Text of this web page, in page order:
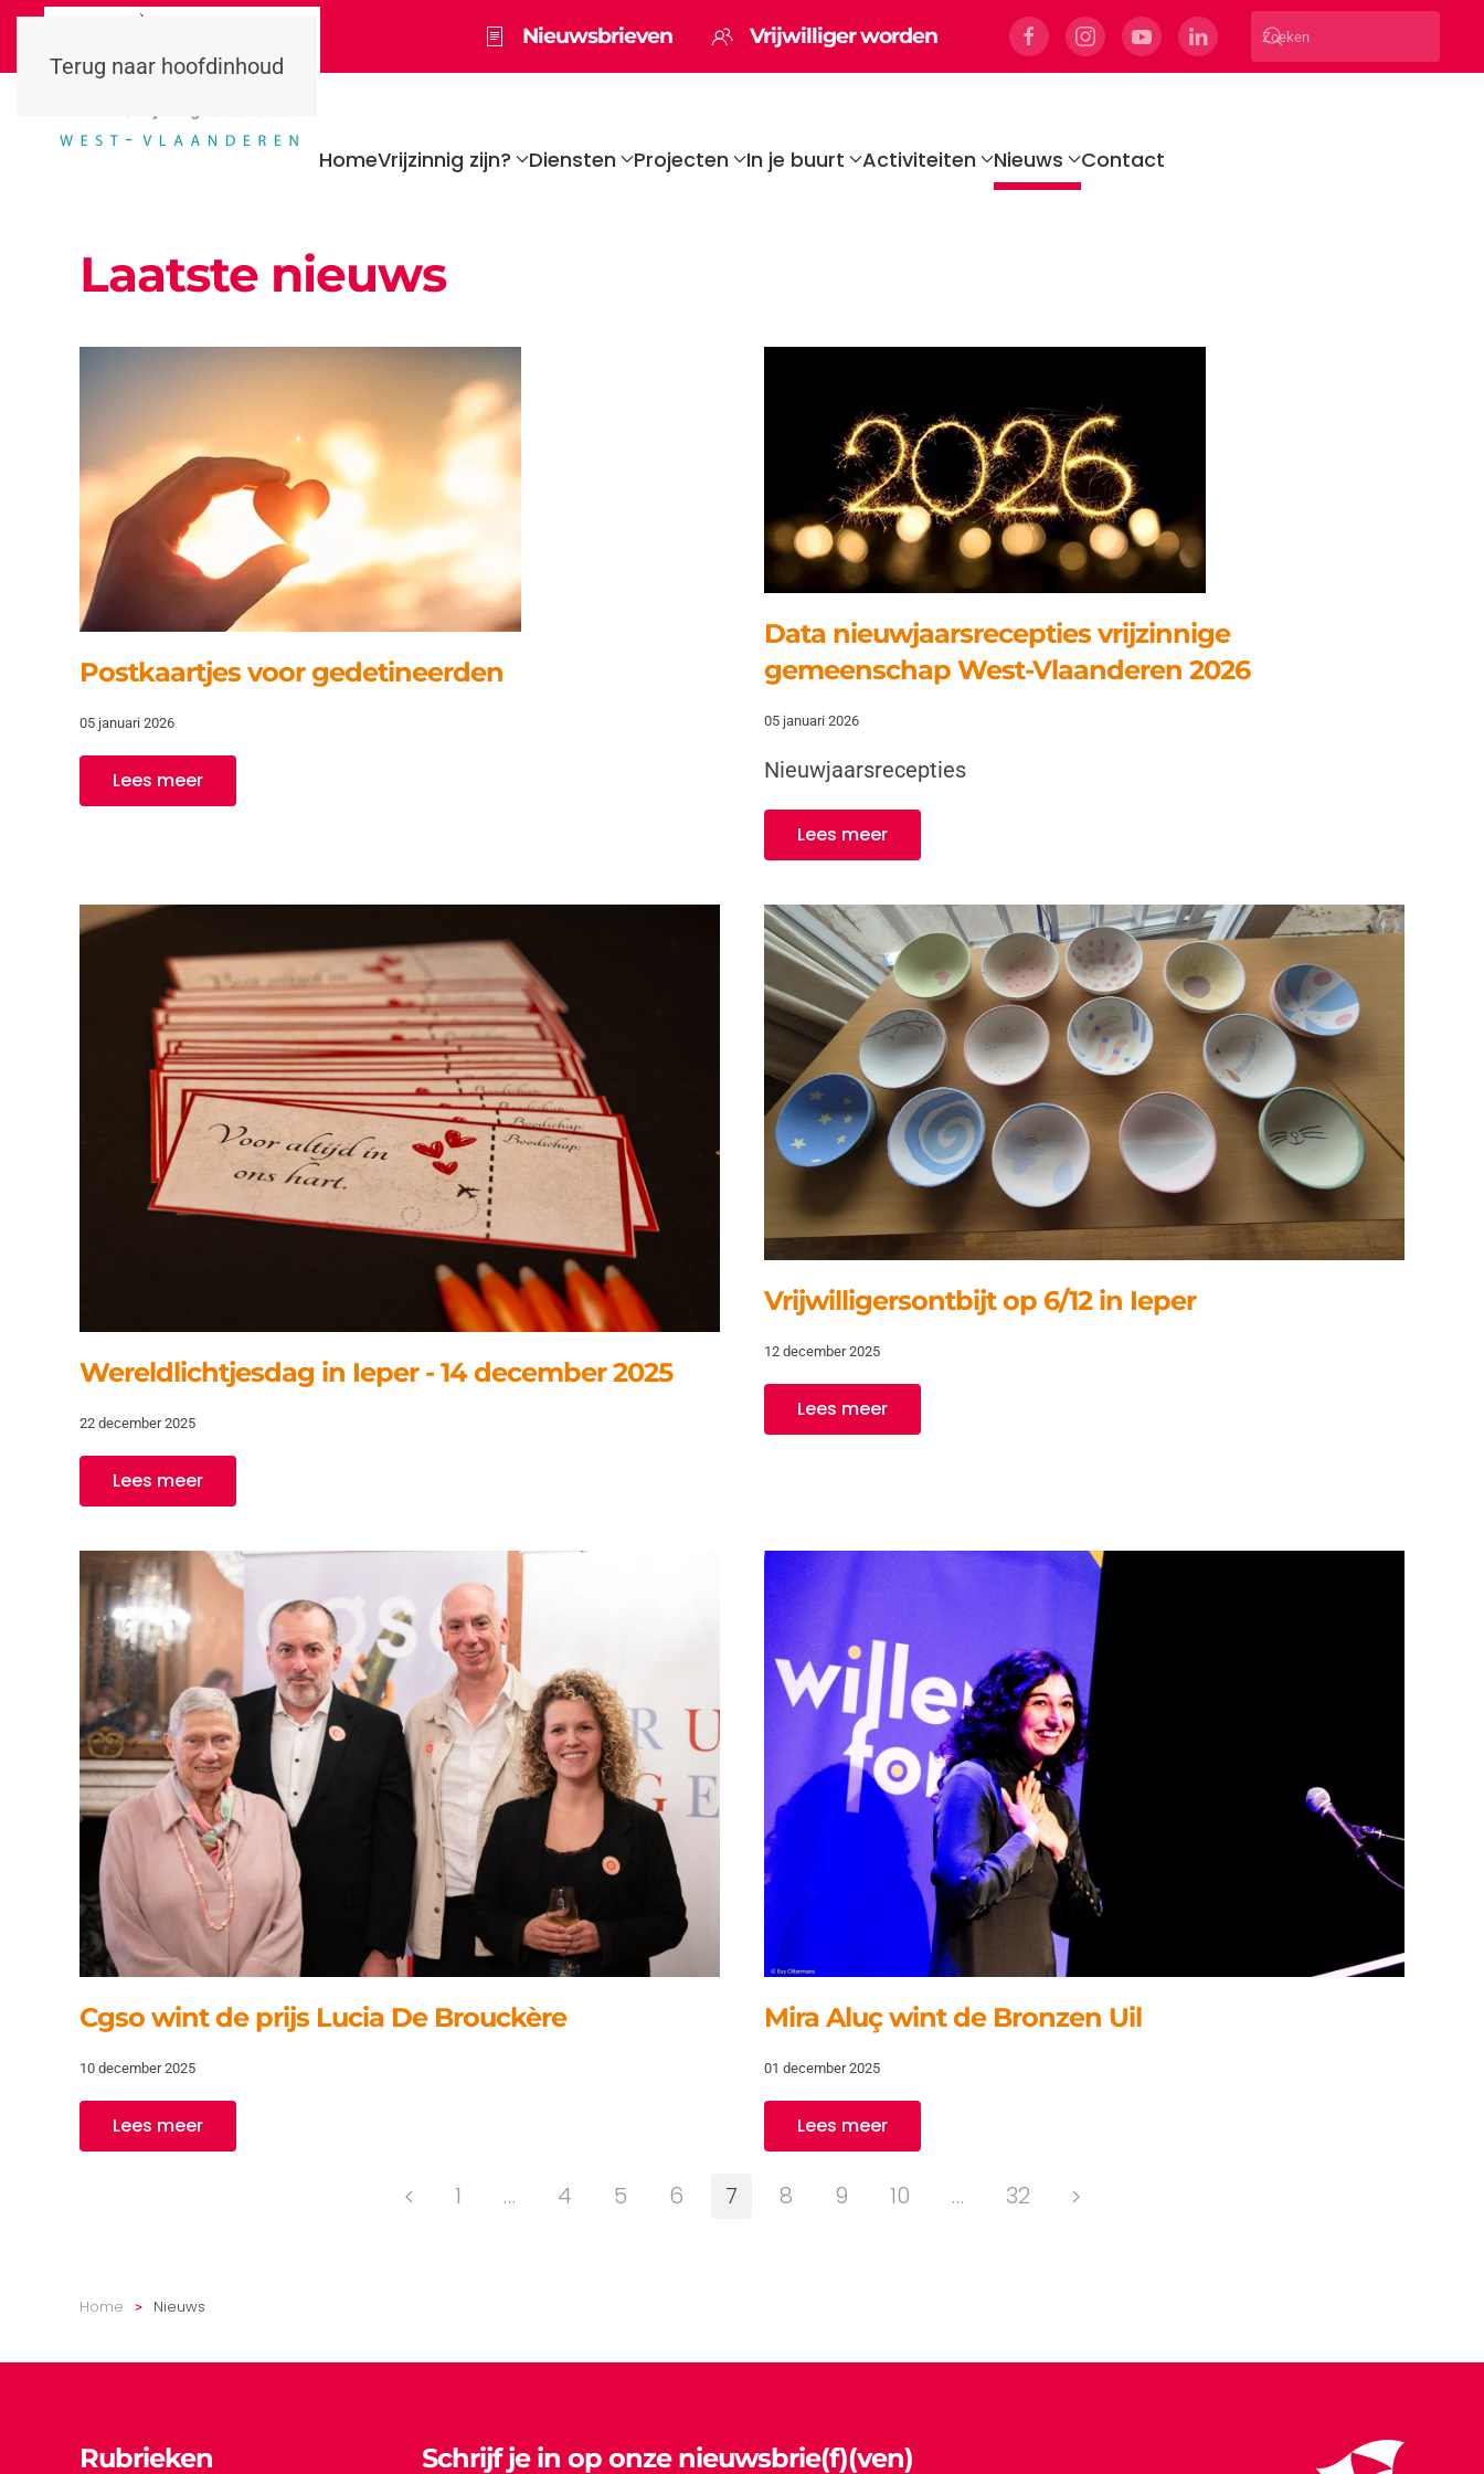
Terug naar hoofdinhoud
Nieuwsbrieven Vrijwilliger worden
HomeVrijzinnig zijn? Diensten Projecten In je buurt Activiteiten Nieuws Contact
Laatste nieuws
Postkaartjes voor gedetineerden
05 januari 2026
Lees meer
Data nieuwjaarsrecepties vrijzinnige
gemeenschap West-Vlaanderen 2026
05 januari 2026
Nieuwjaarsrecepties
Lees meer
Wereldlichtjesdag in Ieper - 14 december 2025
22 december 2025
Lees meer
Vrijwilligersontbijt op 6/12 in Ieper
12 december 2025
Lees meer
Cgso wint de prijs Lucia De Brouckère
10 december 2025
Lees meer
Mira Aluç wint de Bronzen Uil
01 december 2025
Lees meer
1 … 4 5 6 7 8 9 10 … 32
Home Nieuws
Rubrieken Schrijf je in op onze nieuwsbrie(f)(ven)